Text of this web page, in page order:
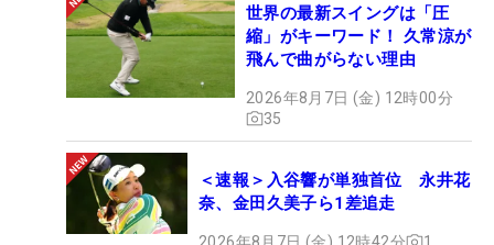
世界の最新スイングは「圧
縮」がキーワード！ 久常涼が
飛んで曲がらない理由
2026年8月7日 (金) 12時00分
35
＜速報＞入谷響が単独首位 永井花
奈、金田久美子ら1差追走